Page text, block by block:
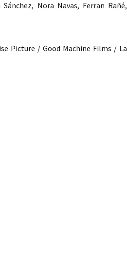
Nora Navas, Ferran Rañé,
Picture / Good Machine Films / La